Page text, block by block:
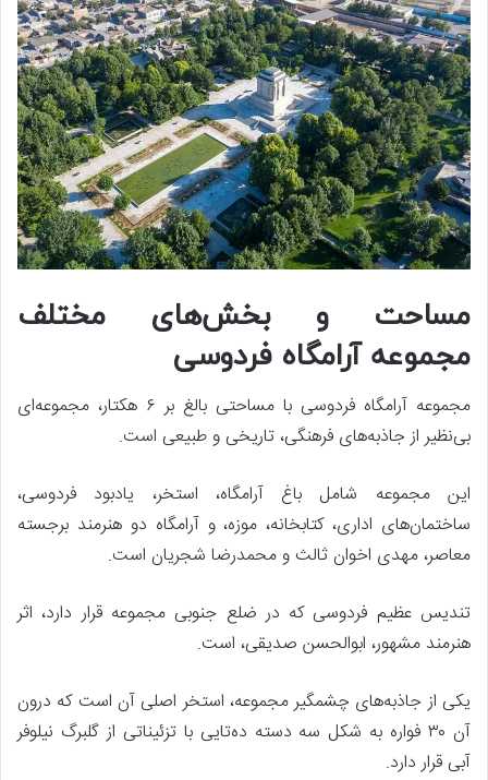
مساحت و بخش‌های مختلف
مجموعه آرامگاه فردوسی
مجموعه آرامگاه فردوسی با مساحتی بالغ بر ۶ هکتار، مجموعه‌ای
بی‌نظیر از جاذبه‌های فرهنگی، تاریخی و طبیعی است.
این مجموعه شامل باغ آرامگاه، استخر، یادبود فردوسی،
ساختمان‌های اداری، کتابخانه، موزه، و آرامگاه دو هنرمند برجسته
معاصر، مهدی اخوان ثالث و محمدرضا شجریان است.
تندیس عظیم فردوسی که در ضلع جنوبی مجموعه قرار دارد، اثر
هنرمند مشهور، ابوالحسن صدیقی، است.
یکی از جاذبه‌های چشمگیر مجموعه، استخر اصلی آن است که درون
آن ۳۰ فواره به شکل سه دسته ده‌تایی با تزئیناتی از گلبرگ نیلوفر
آبی قرار دارد.